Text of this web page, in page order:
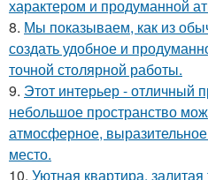
характером и продуманной
8. Мы показываем, как из
создать удобное и
точной столярной работы.
9. Этот интерьер - отличный
небольшое пространство
атмосферное,
место.
10. Уютная квартира,